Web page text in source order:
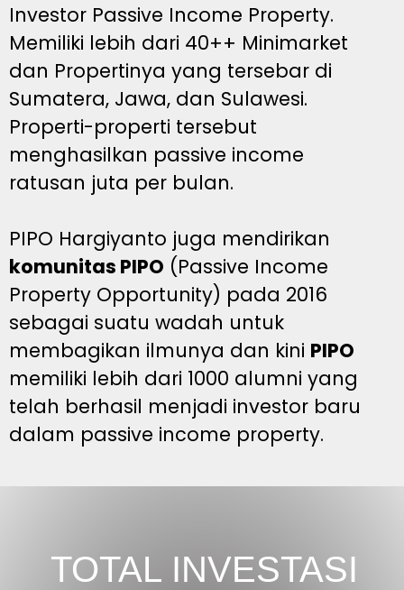
Investor Passive Income Property.
Memiliki lebih dari 40++ Minimarket
dan Propertinya yang tersebar di
Sumatera, Jawa, dan Sulawesi.
Properti-properti tersebut
menghasilkan passive income
ratusan juta per bulan.
PIPO Hargiyanto juga mendirikan
komunitas PIPO (Passive Income
Property Opportunity) pada 2016
sebagai suatu wadah untuk
membagikan ilmunya dan kini PIPO
memiliki lebih dari 1000 alumni yang
telah berhasil menjadi investor baru
dalam passive income property.
TOTAL INVESTASI